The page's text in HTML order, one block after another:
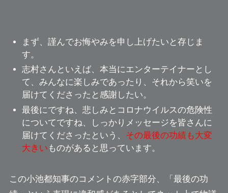
まず、謹んでお悔やみを申し上げたい と存じま
す。
志村さんといえば、本当にエンターテイナーとし
て、みんなに楽しみであったり、それから笑いを
届けてくださった と感謝したい。
最後にですね、悲しみとコロナウイルスの危険性
についてですね、しっかりメッセージを皆さんに
届けてくださったという、 その最後の功績も大変
大きい ものがあると思っています。
この小池都知事のコメントの赤字部分、
「最後の功